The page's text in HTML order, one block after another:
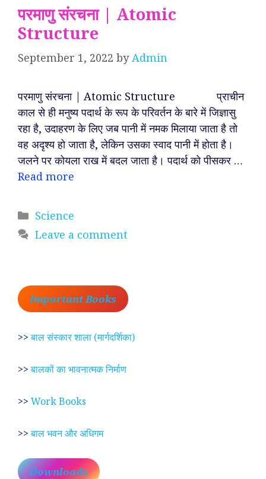
परमाणु संरचना | Atomic
Structure
September 1, 2022 byAdmin
परमाणु संरचना | Atomic Structure प्राचीन
काल से ही मनुष्य पदार्थ के रूप के परिवर्तन के बारे में जिज्ञासु
रहा है, उदाहरण के लिए जब पानी में नमक मिलाया जाता है तो
वह अदृश्य हो जाता है, लेकिन उसका स्वाद पानी में होता है।
जलने पर कोयला राख में बदल जाता है। पदार्थ को पीसकर …
Read more
Categories
Science
Leave a comment
Important Books
>>बाल संस्कार शाला (मार्गदर्शिका)
>>बालकों का भावनात्मक निर्माण
>> Work Books
>>बाल भवन और अधिगम
Downloads